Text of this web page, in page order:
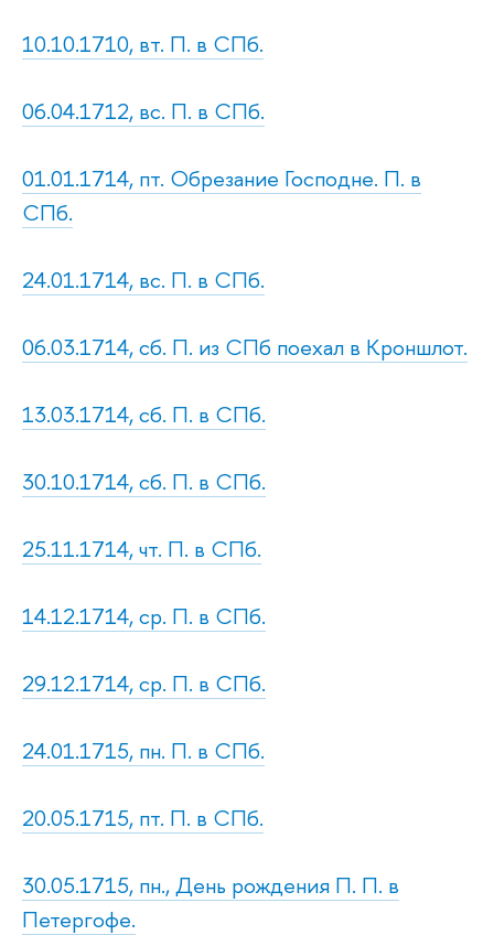
10.10.1710, вт. П. в СПб.
06.04.1712, вс. П. в СПб.
01.01.1714, пт. Обрезание Господне. П. в
СПб.
24.01.1714, вс. П. в СПб.
06.03.1714, сб. П. из СПб поехал в Кроншлот.
13.03.1714, сб. П. в СПб.
30.10.1714, сб. П. в СПб.
25.11.1714, чт. П. в СПб.
14.12.1714, ср. П. в СПб.
29.12.1714, ср. П. в СПб.
24.01.1715, пн. П. в СПб.
20.05.1715, пт. П. в СПб.
30.05.1715, пн., День рождения П. П. в
Петергофе.